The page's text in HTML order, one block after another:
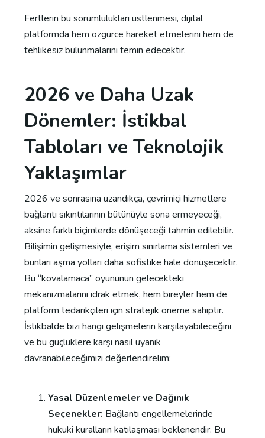
Fertlerin bu sorumlulukları üstlenmesi, dijital
platformda hem özgürce hareket etmelerini hem de
tehlikesiz bulunmalarını temin edecektir.
2026 ve Daha Uzak
Dönemler: İstikbal
Tabloları ve Teknolojik
Yaklaşımlar
2026 ve sonrasına uzandıkça, çevrimiçi hizmetlere
bağlantı sıkıntılarının bütünüyle sona ermeyeceği,
aksine farklı biçimlerde dönüşeceği tahmin edilebilir.
Bilişimin gelişmesiyle, erişim sınırlama sistemleri ve
bunları aşma yolları daha sofistike hale dönüşecektir.
Bu “kovalamaca” oyununun gelecekteki
mekanizmalarını idrak etmek, hem bireyler hem de
platform tedarikçileri için stratejik öneme sahiptir.
İstikbalde bizi hangi gelişmelerin karşılayabileceğini
ve bu güçlüklere karşı nasıl uyanık
davranabileceğimizi değerlendirelim:
Yasal Düzenlemeler ve Dağınık
Seçenekler: Bağlantı engellemelerinde
hukuki kuralların katılaşması beklenendir. Bu